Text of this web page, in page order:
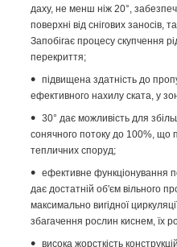
даху, не менш ніж 20°,
поверхні від снігових заносів,
Запобігає процесу скупчення
перекриття;
підвищена здатність до
ефективного нахилу ската, у
30° дає можливість для
сонячного потоку до 100%, що
тепличних споруд;
ефективне функціонування
дає достатній об'єм вільного
максимально вигідної
збагачення рослин киснем, їх
висока жорсткість